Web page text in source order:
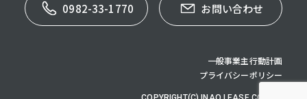
0982-33-1770 お問い合わせ
一般事業主行動計画
プライバシーポリシー